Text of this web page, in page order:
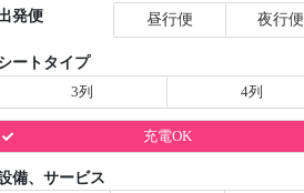
発便 昼行便 夜行便
ートタイプ
3列
4列
充電OK
備、サービス